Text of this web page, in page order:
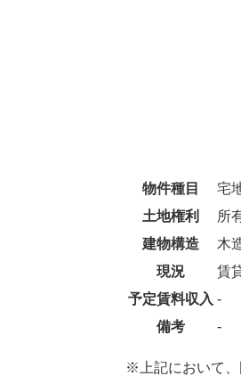
物件種目
宅
土地権利
所
建物構造
木
現況
賃
予定賃料収入 ‐
備考
-
※上記において、